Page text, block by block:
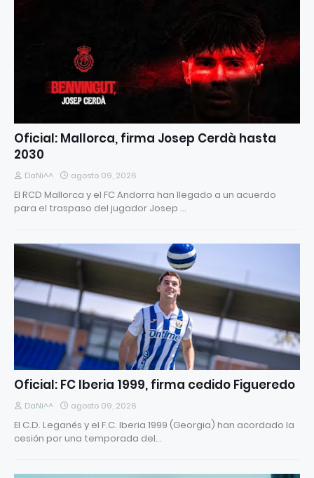
Oficial: Mallorca, firma Josep Cerdà hasta
2030
DaNi^^ agosto 09, 2026
El RCD Mallorca y el FC Andorra han llegado a un acuerdo
para el traspaso del jugador Josep …
Oficial: FC Iberia 1999, firma cedido Figueredo
DaNi^^ agosto 09, 2026
El C.D. Leganés y el F.C. Iberia 1999 (Georgia) han acordado la
cesión por una temporada del…